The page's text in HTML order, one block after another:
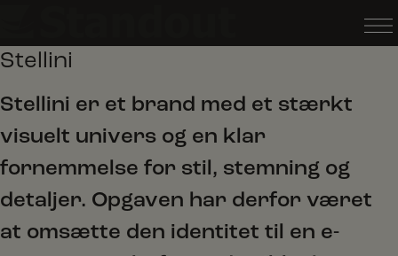
indholdet
Stellini
Stellini er et brand med et stærkt
visuelt univers og en klar
fornemmelse for stil, stemning og
detaljer. Opgaven har derfor været
at omsætte den identitet til en e-